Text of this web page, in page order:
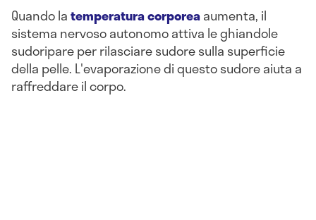
Quando latemperatura corporeaaumenta, il
sistema nervoso autonomo attiva le ghiandole
sudoripare per rilasciare sudore sulla superficie
della pelle. L'evaporazione di questo sudore aiuta a
raffreddare il corpo.